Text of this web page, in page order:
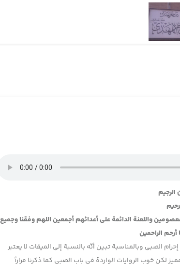
الرجيم
واللعنة الدائمة على أعدائهم أجمعين اللهم وفقنا وجميع
الراحمين
الصبي وبالمناسبة تبين أنّه بالنسبة إلى الميقات لا يعتبر
لكن خوب الروايات الواردة في باب الصبي كما ذكرنا مراراً